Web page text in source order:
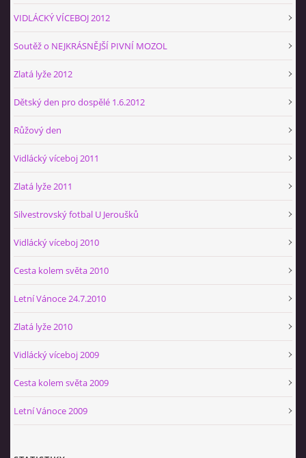
VIDLÁCKÝ VÍCEBOJ 2012
Soutěž o NEJKRÁSNĚJŠÍ PIVNÍ MOZOL
Zlatá lyže 2012
Dětský den pro dospělé 1.6.2012
Růžový den
Vidlácký víceboj 2011
Zlatá lyže 2011
Silvestrovský fotbal U Jeroušků
Vidlácký víceboj 2010
Cesta kolem světa 2010
Letní Vánoce 24.7.2010
Zlatá lyže 2010
Vidlácký víceboj 2009
Cesta kolem světa 2009
Letní Vánoce 2009